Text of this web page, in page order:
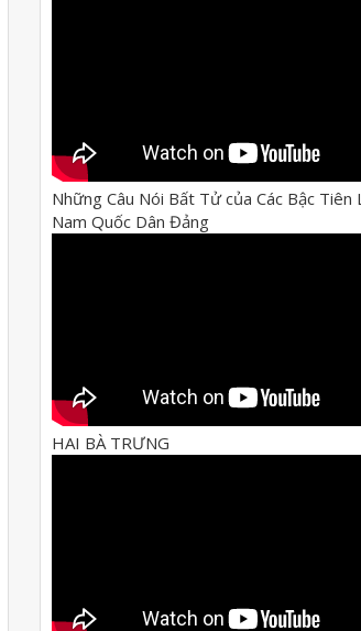
Những Câu Nói Bất Tử của Các Bậc Tiên
Nam Quốc Dân Đảng
HAI BÀ TRƯNG